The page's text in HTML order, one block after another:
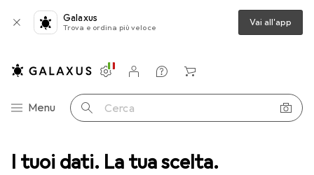
I tuoi dati. La tua scelta.
Galaxus
Trova e ordina più veloce Vai all'app
Categoria Navigazione
Menu Cerca
Impostazioni
Conto cliente
Liste di confronto
Liste dei desideri
Carrello
Lenti a contatto Air Optix HydraGlyde per l'astigmatismo 6